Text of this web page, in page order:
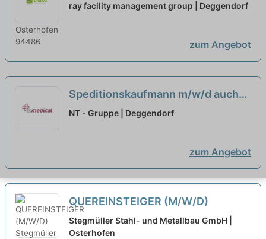
(m/w/d) Teilzeit
ray facility management group | Deggendorf
zum Angebot
Speditionskaufmann m/w/d auch
Quereinsteiger neu
NT - Gruppe | Deggendorf
zum Angebot
QUEREINSTEIGER (M/W/D)
Stegmüller Stahl- und Metallbau GmbH |
Osterhofen